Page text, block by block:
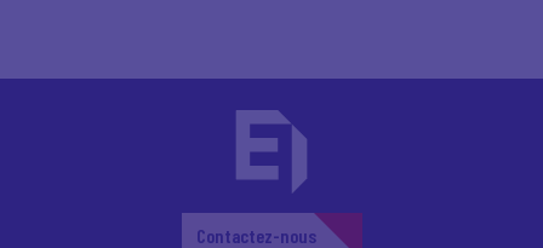
Contactez-nous